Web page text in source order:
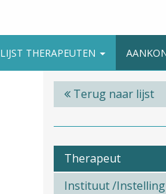
LIJST THERAPEUTEN
Terug naar lijst
Therapeut
Instituut /Instelling